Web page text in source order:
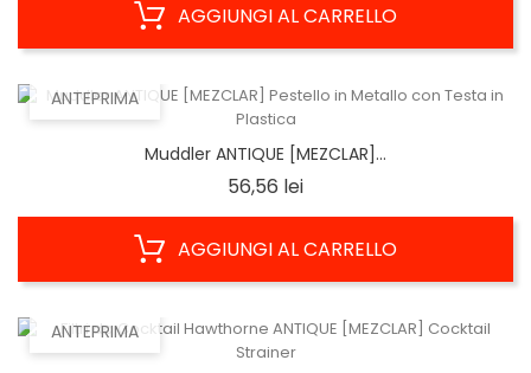
AGGIUNGI AL CARRELLO
ANTEPRIMA
Muddler ANTIQUE [MEZCLAR]...
56,56 leiPrezzo
AGGIUNGI AL CARRELLO
ANTEPRIMA